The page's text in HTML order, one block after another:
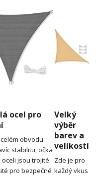
ocel pro
obvodu
stabilitu, očka
oceli jsou trojité
pro bezpečné
Velký
výběr
barev a
velikostí
Zde je pro
každý vkus